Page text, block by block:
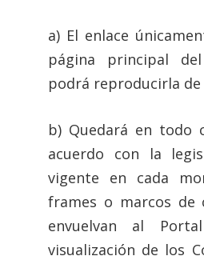
a) El enlace
página principal
podrá reproducirla
b) Quedará en todo
acuerdo con la
vigente en cada
frames o marcos de
envuelvan al
visualización de los